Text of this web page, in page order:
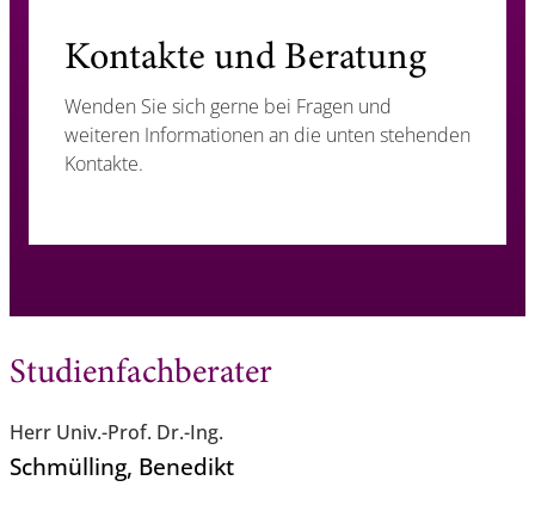
Kontakte und Beratung
Wenden Sie sich gerne bei Fragen und
weiteren Informationen an die unten stehenden
Kontakte.
Studienfachberater
Herr Univ.-Prof. Dr.-Ing.
Schmülling, Benedikt